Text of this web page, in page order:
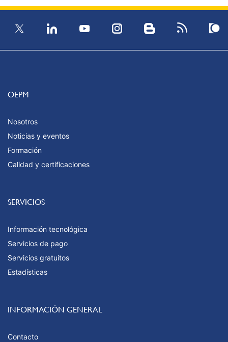
OEPM
Nosotros
Noticias y eventos
Formación
Calidad y certificaciones
SERVICIOS
Información tecnológica
Servicios de pago
Servicios gratuitos
Estadísticas
INFORMACIÓN GENERAL
Contacto